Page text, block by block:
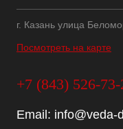
г. Казань улица
Посмотреть на карте
+7 (843) 526-73-
Email: info@veda-